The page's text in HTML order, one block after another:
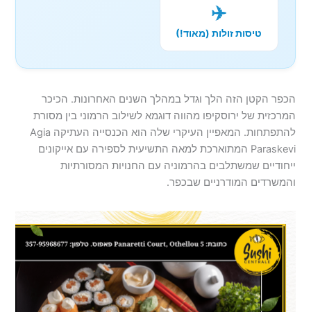
✈️
טיסות זולות (מאוד!)
הכפר הקטן הזה הלך וגדל במהלך השנים האחרונות. הכיכר
המרכזית של ירוסקיפו מהווה דוגמא לשילוב הרמוני בין מסורת
להתפתחות. המאפיין העיקרי שלה הוא הכנסייה העתיקה Agia
Paraskevi המתוארכת למאה התשיעית לספירה עם אייקונים
ייחודיים שמשתלבים בהרמוניה עם החנויות המסורתיות
והמשרדים המודרניים שבכפר.